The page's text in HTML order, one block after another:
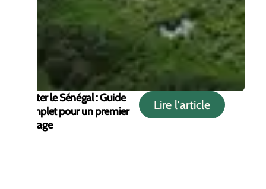
Visiter le Sénégal : Guide
complet pour un premier
voyage
Lire l'article